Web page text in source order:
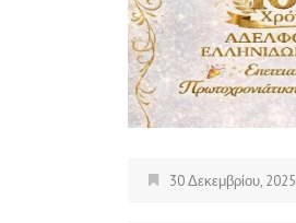
30 Δεκεμβρίου, 2025